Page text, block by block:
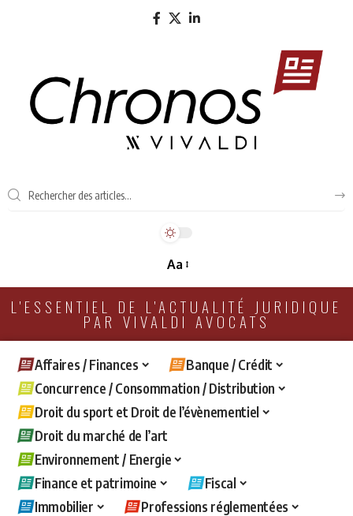
Aa
L'ESSENTIEL DE L'ACTUALITÉ JURIDIQUE
PAR VIVALDI AVOCATS
Affaires / Finances
Banque / Crédit
Concurrence / Consommation / Distribution
Droit du sport et Droit de l’évènementiel
Droit du marché de l’art
Environnement / Energie
Finance et patrimoine
Fiscal
Immobilier
Professions réglementées